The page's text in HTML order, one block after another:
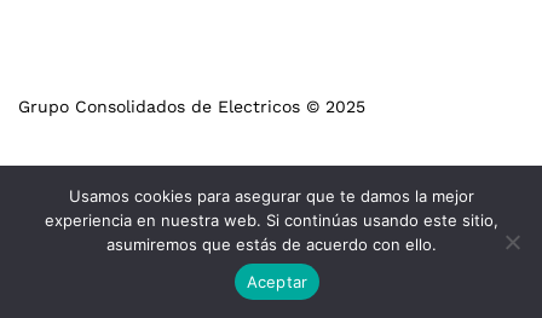
Grupo Consolidados de Electricos © 2025
Usamos cookies para asegurar que te damos la mejor
experiencia en nuestra web. Si continúas usando este sitio,
asumiremos que estás de acuerdo con ello.
Aceptar